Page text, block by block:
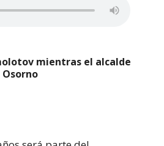
mientras el alcalde